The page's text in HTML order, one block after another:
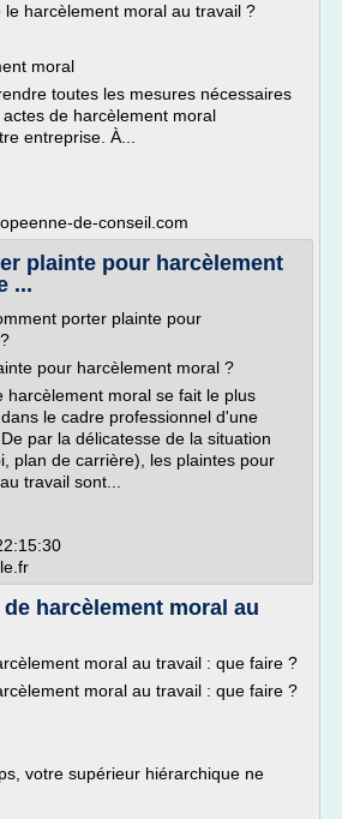
harcèlement moral au travail ?
moral
toutes les mesures nécessaires
de harcèlement moral
entreprise. À...
de-conseil.com
plainte pour harcèlement
...
porter plainte pour
pour harcèlement moral ?
harcèlement moral se fait le plus
le cadre professionnel d'une
par la délicatesse de la situation
plan de carrière), les plaintes pour
travail sont...
harcèlement moral au
moral au travail : que faire ?
moral au travail : que faire ?
votre supérieur hiérarchique ne